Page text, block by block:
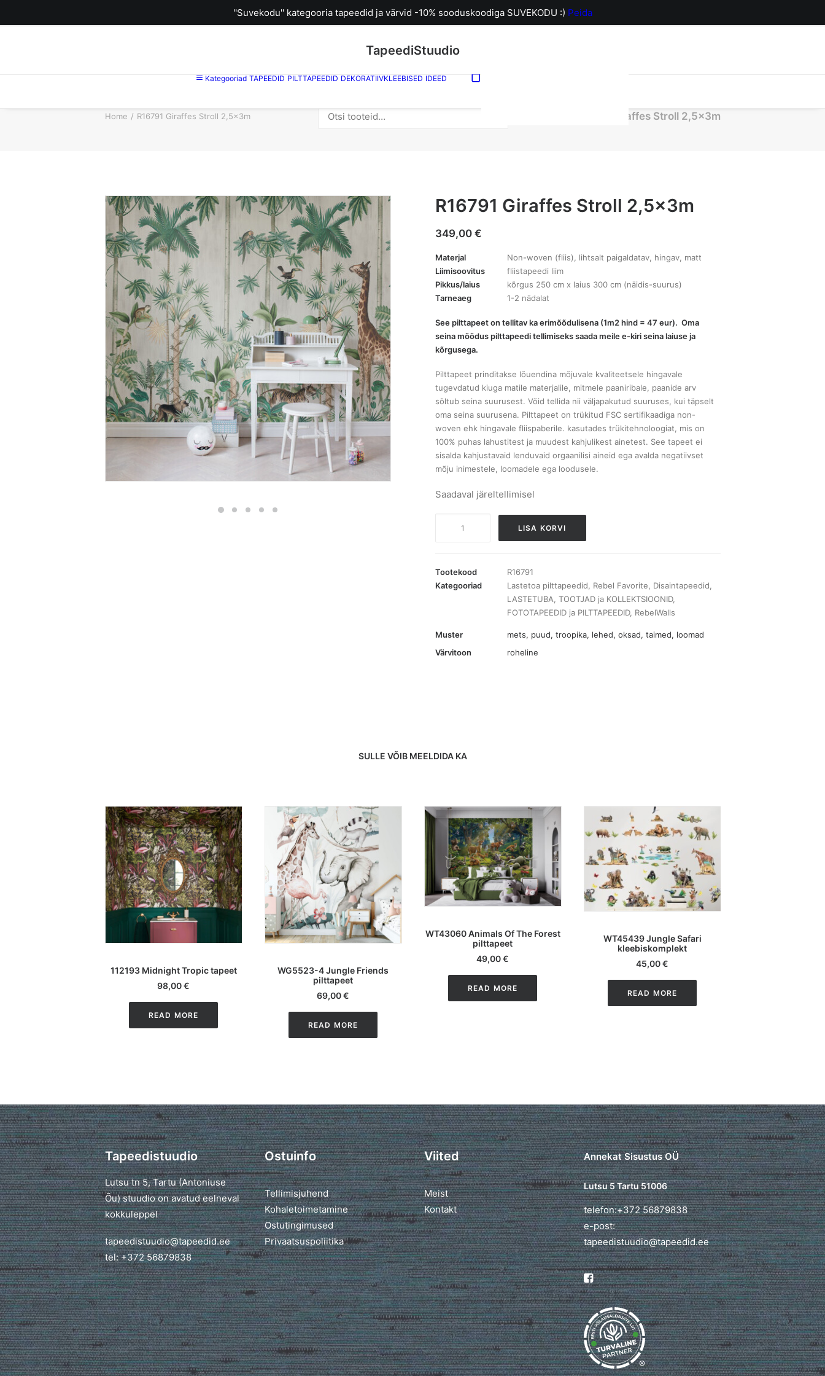
''Suvekodu'' kategooria tapeedid ja värvid -10% sooduskoodiga SUVEKODU :) Peida
TapeediStuudio
Kategooriad TAPEEDID PILTTAPEEDID DEKORATIIVKLEEBISED IDEED
Home R16791 Giraffes Stroll 2,5x3m R16791 Giraffes Stroll 2,5x3m
R16791 Giraffes Stroll 2,5x3m
349,00 €
Materjal
Non-woven (fliis), lihtsalt paigaldatav, hingav, matt
Liimisoovitus
fliistapeedi liim
Pikkus/laius
kõrgus 250 cm x laius 300 cm (näidis-suurus)
Tarneaeg
1-2 nädalat
See pilttapeet on tellitav ka erimõõdulisena (1m2 hind = 47 eur). Oma
seina mõõdus pilttapeedi tellimiseks saada meile e-kiri seina laiuse ja
kõrgusega.
Pilttapeet prinditakse lõuendina mõjuvale kvaliteetsele hingavale
tugevdatud kiuga matile materjalile, mitmele paaniribale, paanide arv
sõltub seina suurusest. Võid tellida nii väljapakutud suuruses, kui täpselt
oma seina suurusena. Pilttapeet on trükitud FSC sertifikaadiga non-
woven ehk hingavale fliispaberile. kasutades trükitehnoloogiat, mis on
100% puhas lahustitest ja muudest kahjulikest ainetest. See tapeet ei
sisalda kahjustavaid lenduvaid orgaanilisi aineid ega avalda negatiivset
mõju inimestele, loomadele ega loodusele.
Saadaval järeltellimisel
2,5x3m
kogus
LISA KORVI
Tootekood
R16791
Kategooriad
Lastetoa pilttapeedid Rebel Favorite Disaintapeedid
LASTETUBA TOOTJAD ja KOLLEKTSIOONID,
FOTOTAPEEDID ja PILTTAPEEDID, RebelWalls
Muster mets, puud, troopika, lehed, oksad, taimed, loomad
Värvitoon
roheline
SULLE VÕIB MEELDIDA KA
112193 Midnight Tropic tapeet
98,00€
READ MORE
WG5523-4 Jungle Friends
pilttapeet
69,00€
READ MORE
WT43060 Animals Of The Forest
pilttapeet
49,00€
READ MORE
WT45439 Jungle Safari
kleebiskomplekt
45,00€
READ MORE
Tapeedistuudio
Lutsu tn 5, Tartu (Antoniuse
Õu) stuudio on avatud eelneval
kokkuleppel
tapeedistuudio@tapeedid.ee
tel: +372 56879838
Ostuinfo
Tellimisjuhend
Kohaletoimetamine
Ostutingimused
Privaatsuspoliitika
Viited
Meist
Kontakt
Annekat Sisustus OÜ
Lutsu 5 Tartu 51006
telefon:+372 56879838
e-post:
tapeedistuudio@tapeedid.ee
®